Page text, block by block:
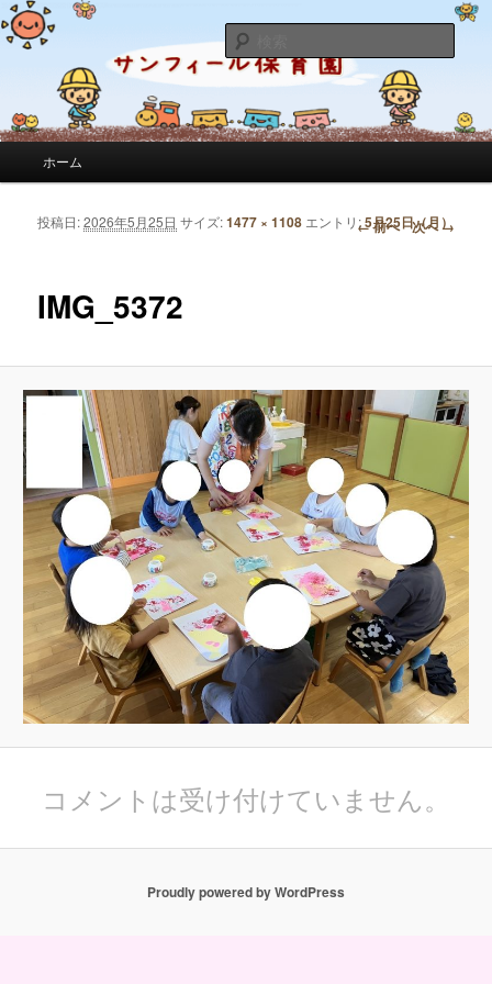
サンフィール保育園のブログ
サンフィール保育園のせんせいのブログです。園の日常を綴っています。
索
メインコンテンツへ移動
サブコンテンツへ移動
ホーム
画像ナビゲーション ← 前へ 次へ →
IMG_5372
投稿日:2026年5月25日 サイズ:1477 × 1108 エントリ:5月25日（月）
コメントは受け付けていません。
Proudly powered by WordPress